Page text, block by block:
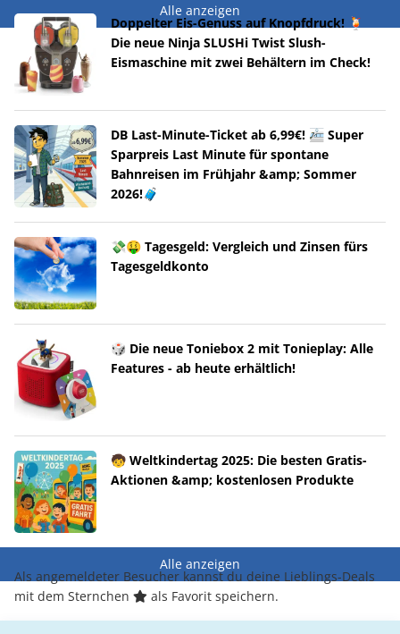
Alle anzeigen
Doppelter Eis-Genuss auf Knopfdruck! 🍹
Die neue Ninja SLUSHi Twist Slush-
Eismaschine mit zwei Behältern im Check!
DB Last-Minute-Ticket ab 6,99€! 🚈 Super
Sparpreis Last Minute für spontane
Bahnreisen im Frühjahr &amp; Sommer
2026!🧳
💸🤑 Tagesgeld: Vergleich und Zinsen fürs
Tagesgeldkonto
🎲 Die neue Toniebox 2 mit Tonieplay: Alle
Features - ab heute erhältlich!
🧒 Weltkindertag 2025: Die besten Gratis-
Aktionen &amp; kostenlosen Produkte
Alle anzeigen
Als angemeldeter Besucher kannst du deine Lieblings-Deals
mit dem Sternchen
als Favorit speichern.